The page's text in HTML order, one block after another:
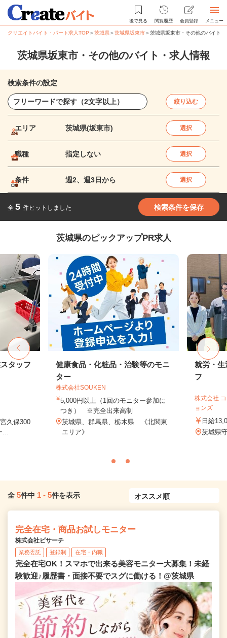
後で見る 閲覧履歴 会員登録 メニュー
クリエイトバイト・パート求人TOP ＞茨城県＞茨城県坂東市＞茨城県坂東市・その他のバイト
茨城県坂東市・その他のバイト・求人情報
検索条件の設定
絞り込む
エリア 茨城県(坂東市) 選択
職種 指定しない 選択
条件 週2、週3日から 選択
全 5 件ヒットしました 検索条件を保存
茨城県のピックアップPR求人
タッフ
久保300
健康食品・化粧品・治験等のモニ
ター
株式会社SOUKEN
5,000円以上（1回のモニター参加に
つき） ※完全出来高制
茨城県、群馬県、栃木県 《北関東
エリア》
就労・生
フ
株式会社
ョンズ
日給
茨城県
全 5件中 1 - 5件を表示
完全在宅・商品お試しモニター
株式会社ビサーチ
業務委託 登録制 在宅・内職
完全在宅OK！スマホで出来る美容モニター大募集！未経
験歓迎♪履歴書・面接不要でスグに働ける！@茨城県